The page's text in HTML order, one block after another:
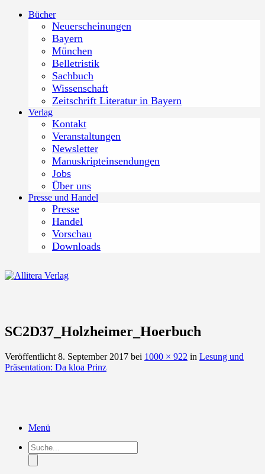
Zum
Bücher
Neuerscheinungen
Bayern
München
Belletristik
Sachbuch
Wissenschaft
Zeitschrift Literatur in Bayern
Verlag
Kontakt
Veranstaltungen
Newsletter
Manuskripteinsendungen
Jobs
Über uns
Presse und Handel
Presse
Handel
Vorschau
Downloads
Menü
Products
search
SC2D37_Holzheimer_Hoerbuch
Veröffentlicht 8. September 2017 bei 1000 × 922 in Lesung und
Präsentation: Da kloa Prinz